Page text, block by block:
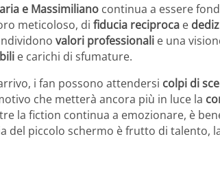
e Massimiliano continua a essere
meticoloso, di fiducia reciproca e
valori professionali e una
e carichi di sfumature.
i fan possono attendersi colpi di
che metterà ancora più in luce la
la fiction continua a emozionare, è
del piccolo schermo è frutto di talento,